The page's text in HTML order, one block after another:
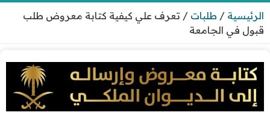
الرئيسية / طلبات / تعرف علي كيفية كتابة معروض طلب
قبول في الجامعة